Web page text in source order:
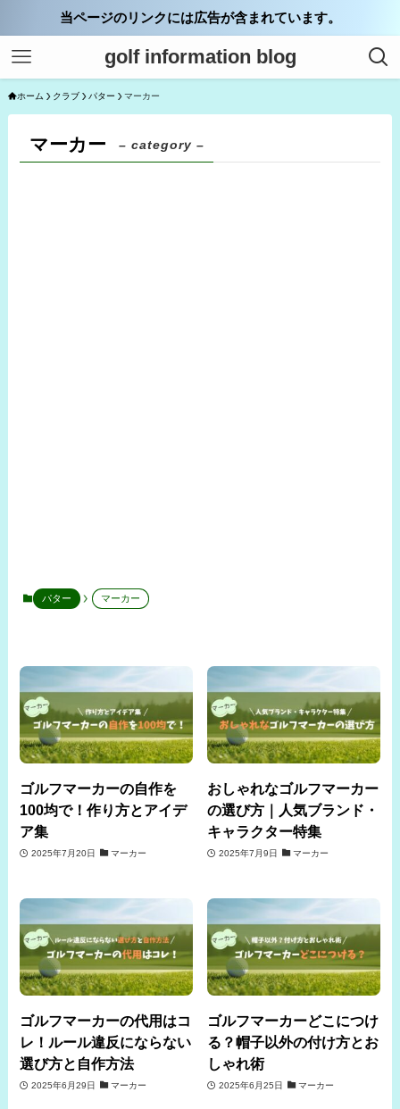
当ページのリンクには広告が含まれています。
golf information blog
ホーム クラブ パター マーカー
マーカー – category –
パター マーカー
ゴルフマーカーの自作を
100均で！作り方とアイデ
ア集
2025年7月20日 マーカー
おしゃれなゴルフマーカー
の選び方｜人気ブランド・
キャラクター特集
2025年7月9日 マーカー
ゴルフマーカーの代用はコ
レ！ルール違反にならない
選び方と自作方法
2025年6月29日 マーカー
ゴルフマーカーどこにつけ
る？帽子以外の付け方とお
しゃれ術
2025年6月25日 マーカー